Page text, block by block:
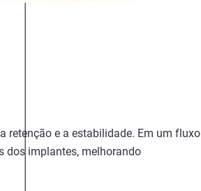
retenção e a estabilidade. Em um fluxo
dos implantes, melhorando